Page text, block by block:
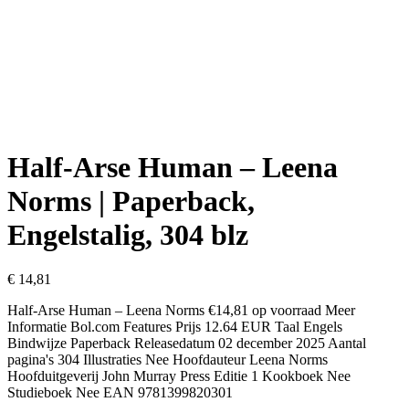
Half-Arse Human – Leena
Norms | Paperback,
Engelstalig, 304 blz
€ 14,81
Half-Arse Human – Leena Norms €14,81 op voorraad Meer
Informatie Bol.com Features Prijs 12.64 EUR Taal Engels
Bindwijze Paperback Releasedatum 02 december 2025 Aantal
pagina's 304 Illustraties Nee Hoofdauteur Leena Norms
Hoofduitgeverij John Murray Press Editie 1 Kookboek Nee
Studieboek Nee EAN 9781399820301